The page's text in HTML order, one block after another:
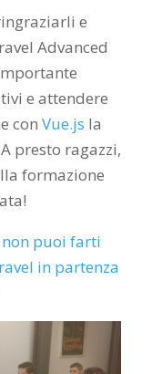
e
Advanced
e attendere
con Vue.js la
presto ragazzi,
formazione
puoi farti
in partenza